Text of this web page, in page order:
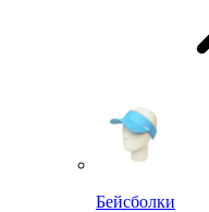
Бейсболки